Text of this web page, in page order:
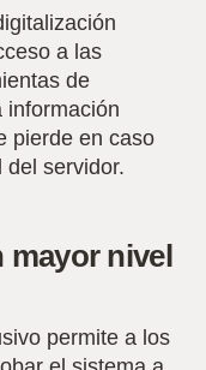
a las
de
información
pierde en caso
del servidor.
mayor nivel
permite a los